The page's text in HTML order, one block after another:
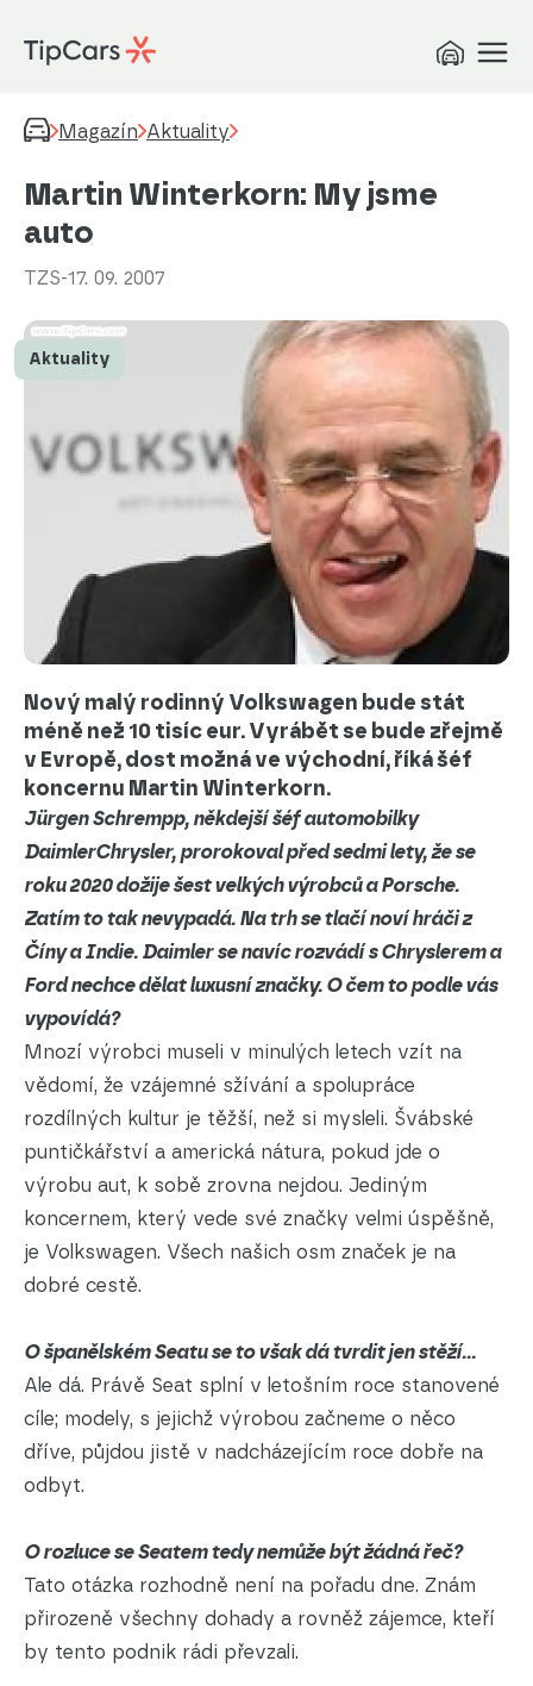
Magazín Aktuality
Martin Winterkorn: My jsme
auto
TZS-17. 09. 2007
Aktuality
Nový malý rodinný Volkswagen bude stát
méně než 10 tisíc eur. Vyrábět se bude zřejmě
v Evropě, dost možná ve východní, říká šéf
koncernu Martin Winterkorn.
Jürgen Schrempp, někdejší šéf automobilky
DaimlerChrysler, prorokoval před sedmi lety, že se
roku 2020 dožije šest velkých výrobců a Porsche.
Zatím to tak nevypadá. Na trh se tlačí noví hráči z
Číny a Indie. Daimler se navíc rozvádí s Chryslerem a
Ford nechce dělat luxusní značky. O čem to podle vás
vypovídá?
Mnozí výrobci museli v minulých letech vzít na
vědomí, že vzájemné sžívání a spolupráce
rozdílných kultur je těžší, než si mysleli. Švábské
puntičkářství a americká nátura, pokud jde o
výrobu aut, k sobě zrovna nejdou. Jediným
koncernem, který vede své značky velmi úspěšně,
je Volkswagen. Všech našich osm značek je na
dobré cestě.
O španělském Seatu se to však dá tvrdit jen stěží...
Ale dá. Právě Seat splní v letošním roce stanovené
cíle; modely, s jejichž výrobou začneme o něco
dříve, půjdou jistě v nadcházejícím roce dobře na
odbyt.
O rozluce se Seatem tedy nemůže být žádná řeč?
Tato otázka rozhodně není na pořadu dne. Znám
přirozeně všechny dohady a rovněž zájemce, kteří
by tento podnik rádi převzali.